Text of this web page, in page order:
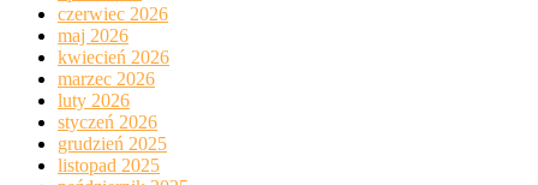
czerwiec 2026
maj 2026
kwiecień 2026
marzec 2026
luty 2026
styczeń 2026
grudzień 2025
listopad 2025